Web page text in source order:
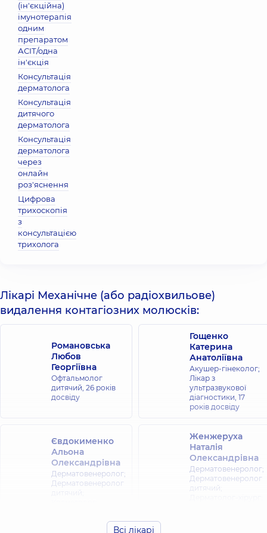
(ін'єкційна)
імунотерапія
одним
препаратом
АСІТ/одна
ін'єкція
Консультація
дерматолога
Консультація
дитячого
дерматолога
Консультація
дерматолога
через
онлайн
роз'яснення
Цифрова
трихоскопія
з
консультацією
трихолога
Лікарі Механічне (або радіохвильове)
видалення контагіозних молюсків:
Романовська
Любов
Георгіївна
Офтальмолог
дитячий, 26 років
досвіду
Гощенко
Катерина
Анатоліївна
Акушер-гінеколог;
Лікар з
ультразвукової
діагностики, 17
років досвіду
Євдокименко
Альона
Олександрівна
Дерматовенеролог;
Дерматовенеролог
Женжеруха
Наталія
Олександрівна
Дерматовенеролог;
Дерматовенеролог
дитячий;
Всі лікарі